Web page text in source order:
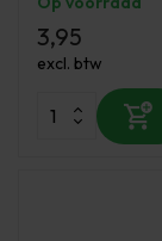
3,95
excl. btw